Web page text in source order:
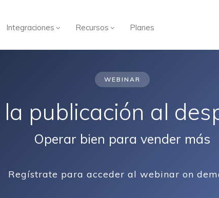
Integraciones Recursos Planes
WEBINAR
la publicación al
Operar bien para vender más
Regístrate para acceder al webinar on